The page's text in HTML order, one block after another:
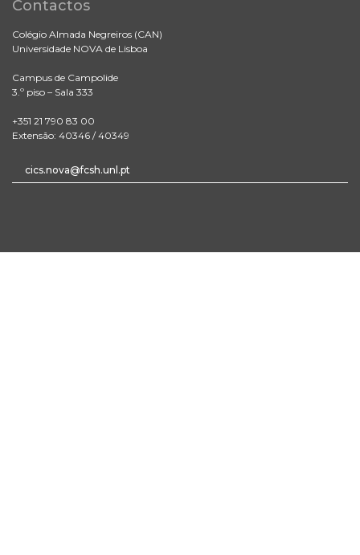
Contactos
Colégio Almada Negreiros (CAN)
Universidade NOVA de Lisboa
Campus de Campolide
3.º piso – Sala 333
+351 21 790 83 00
Extensão: 40346 / 40349
cics.nova@fcsh.unl.pt